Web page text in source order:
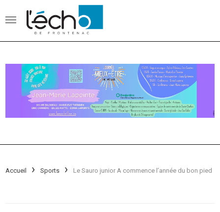
Accueil Sports Le Sauro junior A commence l’année du bon pied